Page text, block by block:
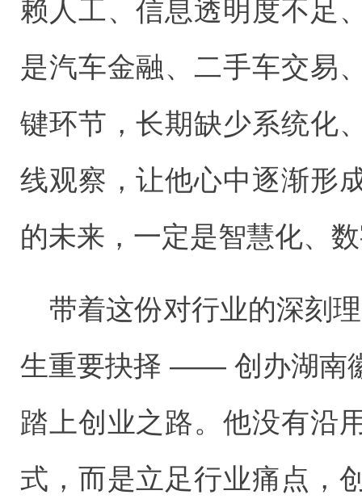
赖人工、信息透明度不足
是汽车金融、二手车交易
键环节，长期缺少系统化
线观察，让他心中逐渐形
的未来，一定是智慧化、
带着这份对行业的深刻
生重要抉择 —— 创办湖南
踏上创业之路。他没有沿
式，而是立足行业痛点，